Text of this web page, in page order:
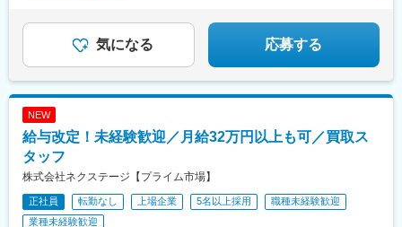
駅、善行駅、鴨居駅、入谷駅(神奈川県)、鴨宮駅、淵野辺駅、矢向
駅、倉見駅、港南台駅、湘南深沢駅、矢部駅、センター南駅、寒
島駅(愛知県)、喜多山駅(愛知県)、牛山駅、三河鹿島駅、稲沢駅、
妙興寺駅、北岡崎駅、美合駅、豊明駅、江南駅(愛知県)、神領駅、
高蔵寺駅、西尾駅、鳴海駅、塩釜口駅、石浜駅、日進駅(愛知県)、
駅(名古屋市営)、男川駅、上社駅、伊勢朝日駅、小古曽駅、六軒駅
(三重県)、千里駅(三重県)、鼓ケ浦駅、南草津駅、五箇荘駅、彦根
気になる 応募する
NEW
給与改定！未経験歓迎／月給32万円以上も可／買取ス
タッフ
株式会社ネクステージ【プライム市場】
正社員 転勤なし 上場企業 5名以上採用
職種未経験歓迎
業種未経験歓迎